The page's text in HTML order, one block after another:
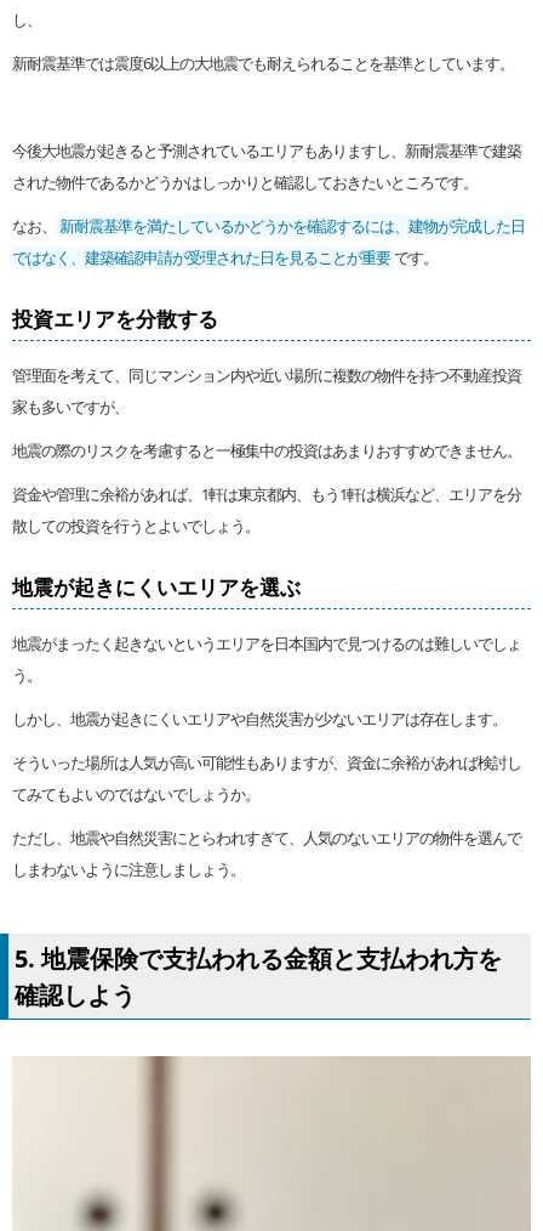
し、
新耐震基準では震度6以上の大地震でも耐えられることを基準としています。
今後大地震が起きると予測されているエリアもありますし、新耐震基準で建築
された物件であるかどうかはしっかりと確認しておきたいところです。
なお、
新耐震基準を満たしているかどうかを確認するには、建物が完成した日
ではなく、建築確認申請が受理された日を見ることが重要です。
投資エリアを分散する
管理面を考えて、同じマンション内や近い場所に複数の物件を持つ不動産投資
家も多いですが、
地震の際のリスクを考慮すると一極集中の投資はあまりおすすめできません。
資金や管理に余裕があれば、1軒は東京都内、もう1軒は横浜など、エリアを分
散しての投資を行うとよいでしょう。
地震が起きにくいエリアを選ぶ
地震がまったく起きないというエリアを日本国内で見つけるのは難しいでしょ
う。
しかし、地震が起きにくいエリアや自然災害が少ないエリアは存在します。
そういった場所は人気が高い可能性もありますが、資金に余裕があれば検討し
てみてもよいのではないでしょうか。
ただし、地震や自然災害にとらわれすぎて、人気のないエリアの物件を選んで
しまわないように注意しましょう。
5. 地震保険で支払われる金額と支払われ方を
確認しよう